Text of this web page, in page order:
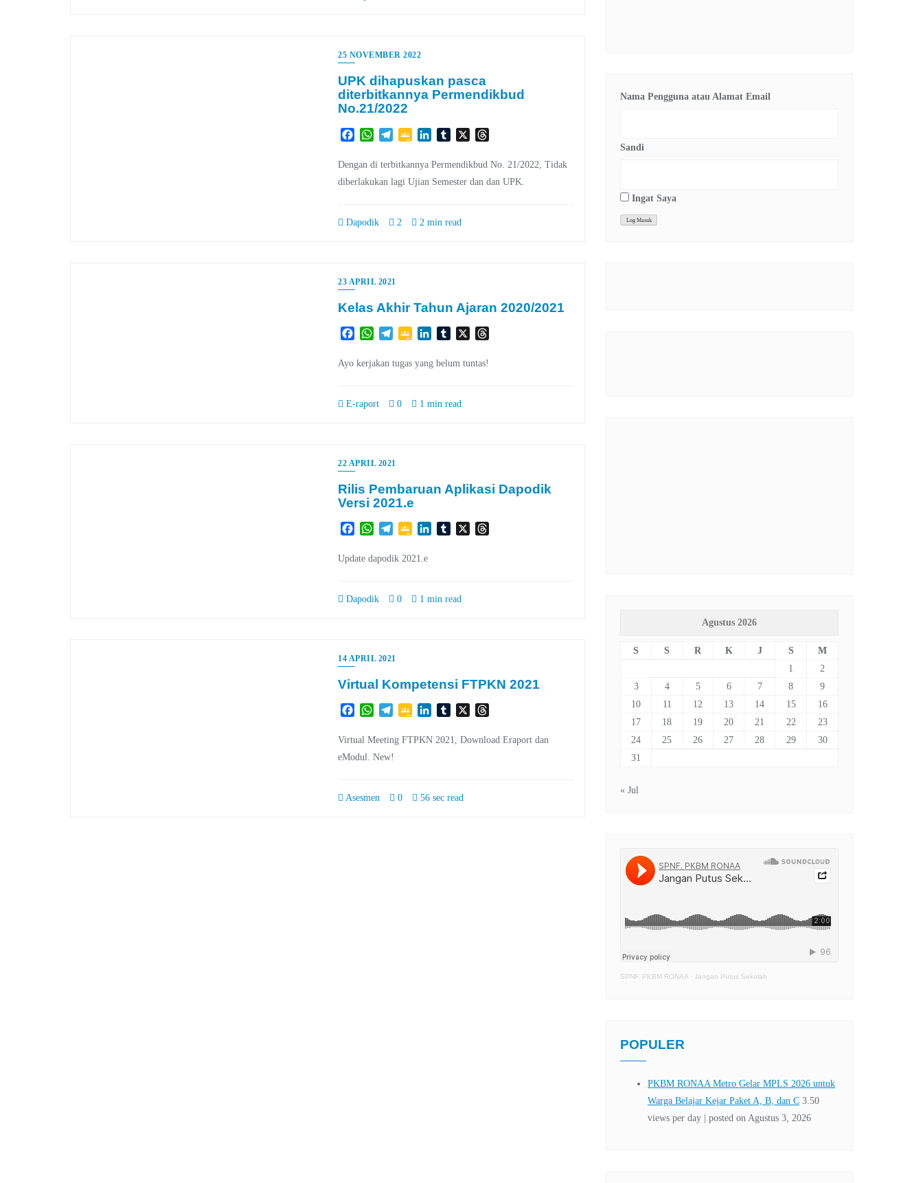
25 NOVEMBER 2022
UPK dihapuskan pasca
diterbitkannya Permendikbud
No.21/2022
FacebookWhatsApp
TelegramGoogleLinkedInTumblr
X
Dengan di terbitkannya Permendikbud No. 21/2022, Tidak
diberlakukan lagi Ujian Semester dan dan UPK.
Dapodik 2 2 min read
23 APRIL 2021
Kelas Akhir Tahun Ajaran 2020/2021
FacebookWhatsApp
TelegramGoogleLinkedInTumblr
X
Ayo kerjakan tugas yang belum tuntas!
E-raport 0 1 min read
22 APRIL 2021
Rilis Pembaruan Aplikasi Dapodik
Versi 2021.e
FacebookWhatsApp
TelegramGoogleLinkedInTumblr
X
Update dapodik 2021.e
Dapodik 0 1 min read
14 APRIL 2021
Virtual Kompetensi FTPKN 2021
FacebookWhatsApp
TelegramGoogleLinkedInTumblr
X
Virtual Meeting FTPKN 2021, Download Eraport dan
eModul. New!
Asesmen 0 56 sec read
Nama Pengguna atau Alamat Email
Sandi
Ingat Saya
Agustus 2026
S S R K J S
M
1
2
3
4 5 6 7 8
9
10
11 12 13 14 15
16
17
18 19 20 21 22
23
24
25 26 27 28 29
30
31
« Jul
SPNF. PKBM RONAA · Jangan Putus Sekolah
POPULER